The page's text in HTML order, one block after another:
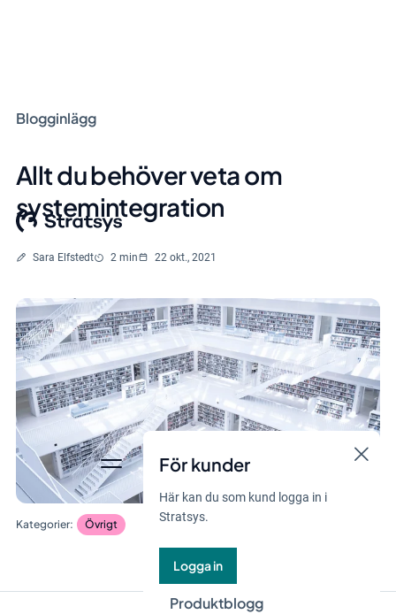
För kunder
Här kan du som kund logga in i
Stratsys.
Logga in
Produktblogg
Blogginlägg
Allt du behöver veta om
systemintegration
Skriven av
Sara Elfstedt Lästid
2 min 22 okt., 2021
Övrigt